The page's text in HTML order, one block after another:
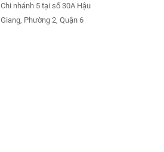
Chi nhánh 5 tại số 30A Hậu
Giang, Phường 2, Quận 6